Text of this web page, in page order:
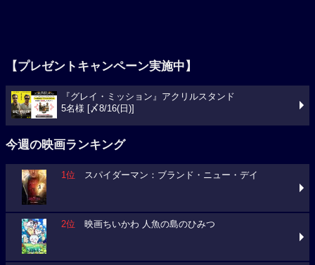
【プレゼントキャンペーン実施中】
『グレイ・ミッション』アクリルスタンド
5名様 [〆8/16(日)]
今週の映画ランキング
1位 スパイダーマン：ブランド・ニュー・デイ
2位 映画ちいかわ 人魚の島のひみつ